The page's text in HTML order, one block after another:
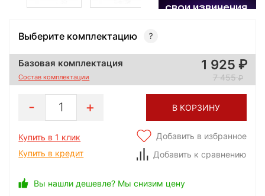
Выберите комплектацию
Базовая комплектация
Состав комплектации
1 925
7 455
1 В КОРЗИНУ
Купить в 1 клик
Купить в кредит
Добавить в избранное
Добавить к сравнению
Вы нашли дешевле? Мы снизим цену